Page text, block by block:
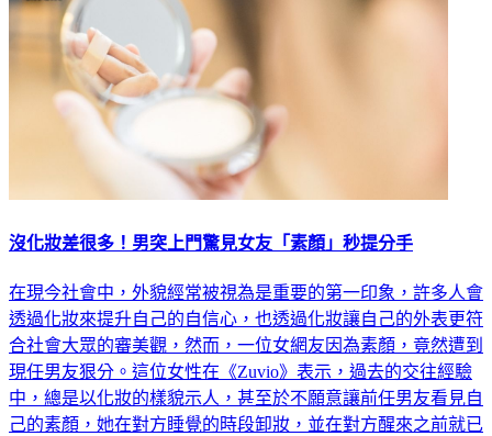
透過化妝來提升自己的自信心，也透過化妝讓自己的外表更符
合社會大眾的審美觀，然而，一位女網友因為素顏，竟然遭到
現任男友狠分。這位女性在《Zuvio》表示，過去的交往經驗
中，總是以化妝的樣貌示人，甚至於不願意讓前任男友看見自
己的素顏，她在對方睡覺的時段卸妝，並在對方醒來之前就已
經完成妝容，然而，當現任男友突然造訪她的住處，見到她素